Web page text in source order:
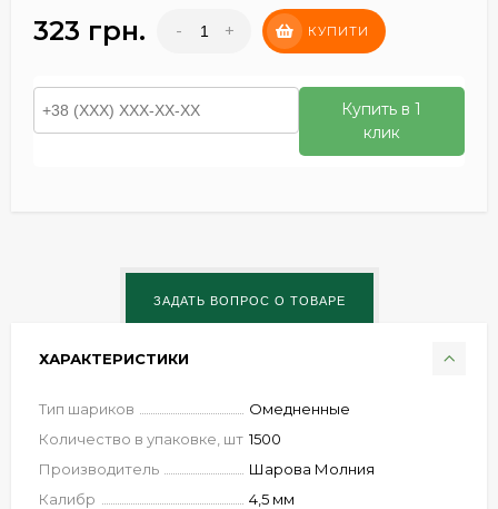
323 грн. - + КУПИТИ
Купить в 1
клик
ХАРАКТЕРИСТИКИ
Тип шариков
Омедненные
Количество в упаковке, шт 1500
Производитель
Шарова Молния
Калибр
4,5 мм